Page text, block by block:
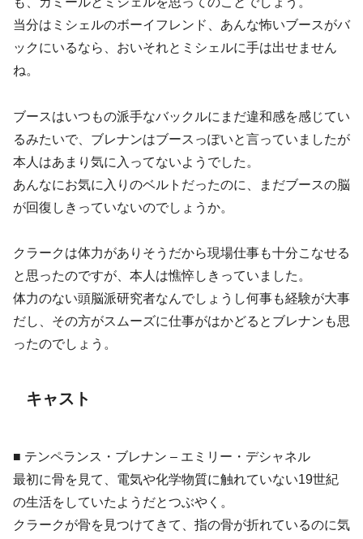
当分はミシェルのボーイフレンド、あんな怖いブースがバ
ックにいるなら、おいそれとミシェルに手は出せません
ね。
ブースはいつもの派手なバックルにまだ違和感を感じてい
るみたいで、ブレナンはブースっぽいと言っていましたが
本人はあまり気に入ってないようでした。
あんなにお気に入りのベルトだったのに、まだブースの脳
が回復しきっていないのでしょうか。
クラークは体力がありそうだから現場仕事も十分こなせる
と思ったのですが、本人は憔悴しきっていました。
体力のない頭脳派研究者なんでしょうし何事も経験が大事
だし、その方がスムーズに仕事がはかどるとブレナンも思
ったのでしょう。
キャスト
■ テンペランス・ブレナン – エミリー・デシャネル
最初に骨を見て、電気や化学物質に触れていない19世紀
の生活をしていたようだとつぶやく。
クラークが骨を見つけてきて、指の骨が折れているのに気